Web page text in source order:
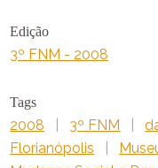
Edição
3º FNM - 2008
Tags
2008 3º FNM
Florianópolis